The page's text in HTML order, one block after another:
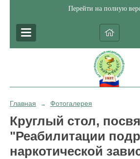
Перейти на полную
Главная → Фотогалерея
Круглый стол,
"Реабилитации
наркотической